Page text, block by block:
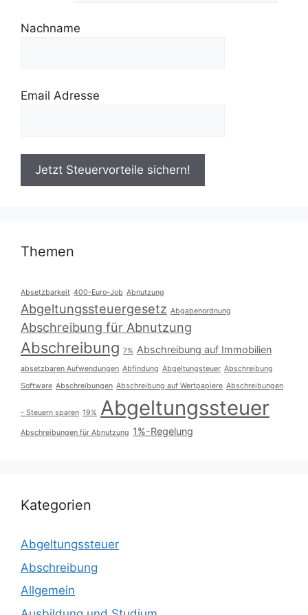
Nachname
Email Adresse
Themen
Absetzbarkeit 400-Euro-Job Abnutzung
Abgeltungssteuergesetz Abgabenordnung
Abschreibung für Abnutzung
Abschreibung 7% Abschreibung auf Immobilien
absetzbaren Aufwendungen Abfindung Abgeltungsteuer Abschreibung
Software Abschreibungen Abschreibung auf Wertpapiere Abschreibungen
- Steuern sparen 19% Abgeltungssteuer
Abschreibungen für Abnutzung 1%-Regelung
Kategorien
Abgeltungssteuer
Abschreibung
Allgemein